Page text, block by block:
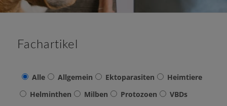
Fachartikel
Alle Allgemein Ektoparasiten
Heimtiere
Helminthen
Milben Protozoen
VBDs